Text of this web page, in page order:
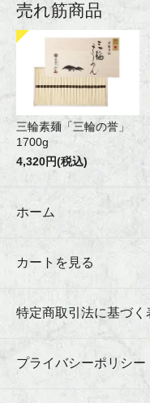
売れ筋商品
三輪素麺「三輪の誉」
1700g
4,320円(税込)
ホーム
カートを見る
特定商取引法に基づく
プライバシーポリシー